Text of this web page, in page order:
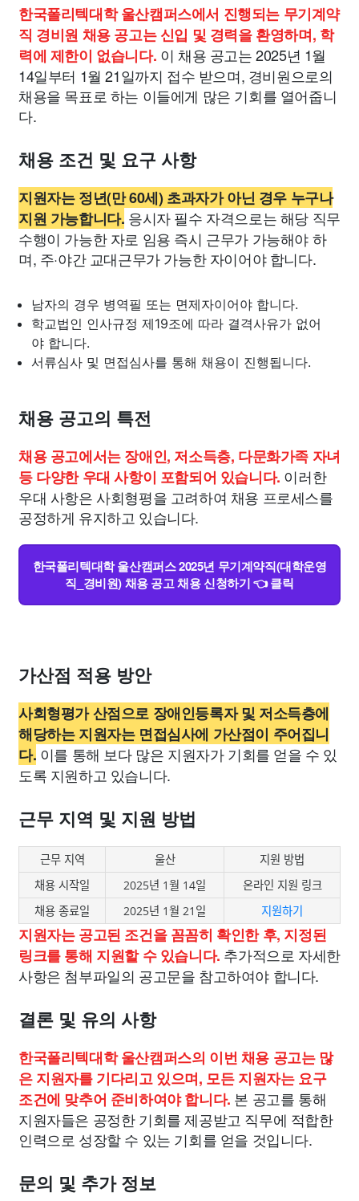
한국폴리텍대학 울산캠퍼스에서 진행되는 무기계약
직 경비원 채용 공고는 신입 및 경력을 환영하며, 학
력에 제한이 없습니다. 이 채용 공고는 2025년 1월
14일부터 1월 21일까지 접수 받으며, 경비원으로의
채용을 목표로 하는 이들에게 많은 기회를 열어줍니
다.
채용 조건 및 요구 사항
지원자는 정년(만 60세) 초과자가 아닌 경우 누구나
지원 가능합니다. 응시자 필수 자격으로는 해당 직무
수행이 가능한 자로 임용 즉시 근무가 가능해야 하
며, 주·야간 교대근무가 가능한 자이어야 합니다.
남자의 경우 병역필 또는 면제자이어야 합니다.
학교법인 인사규정 제19조에 따라 결격사유가 없어
야 합니다.
서류심사 및 면접심사를 통해 채용이 진행됩니다.
채용 공고의 특전
채용 공고에서는 장애인, 저소득층, 다문화가족 자녀
등 다양한 우대 사항이 포함되어 있습니다. 이러한
우대 사항은 사회형평을 고려하여 채용 프로세스를
공정하게 유지하고 있습니다.
한국폴리텍대학 울산캠퍼스 2025년 무기계약직(대학운영
직_경비원) 채용 공고 채용 신청하기 👈 클릭
가산점 적용 방안
사회형평가 산점으로 장애인등록자 및 저소득층에
해당하는 지원자는 면접심사에 가산점이 주어집니
다. 이를 통해 보다 많은 지원자가 기회를 얻을 수 있
도록 지원하고 있습니다.
근무 지역 및 지원 방법
근무 지역 울산
지원 방법
채용 시작일
2025년 1월 14일
온라인 지원 링크
채용 종료일
2025년 1월 21일 지원하기
지원자는 공고된 조건을 꼼꼼히 확인한 후, 지정된
링크를 통해 지원할 수 있습니다. 추가적으로 자세한
사항은 첨부파일의 공고문을 참고하여야 합니다.
결론 및 유의 사항
한국폴리텍대학 울산캠퍼스의 이번 채용 공고는 많
은 지원자를 기다리고 있으며, 모든 지원자는 요구
조건에 맞추어 준비하여야 합니다. 본 공고를 통해
지원자들은 공정한 기회를 제공받고 직무에 적합한
인력으로 성장할 수 있는 기회를 얻을 것입니다.
문의 및 추가 정보